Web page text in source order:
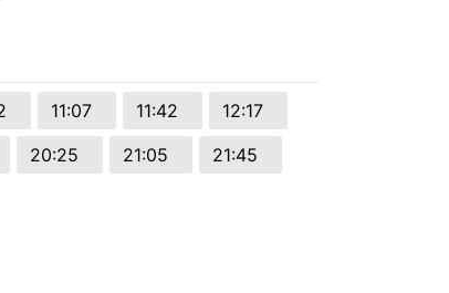
11:07 11:42
12:17
20:25 21:05
21:45